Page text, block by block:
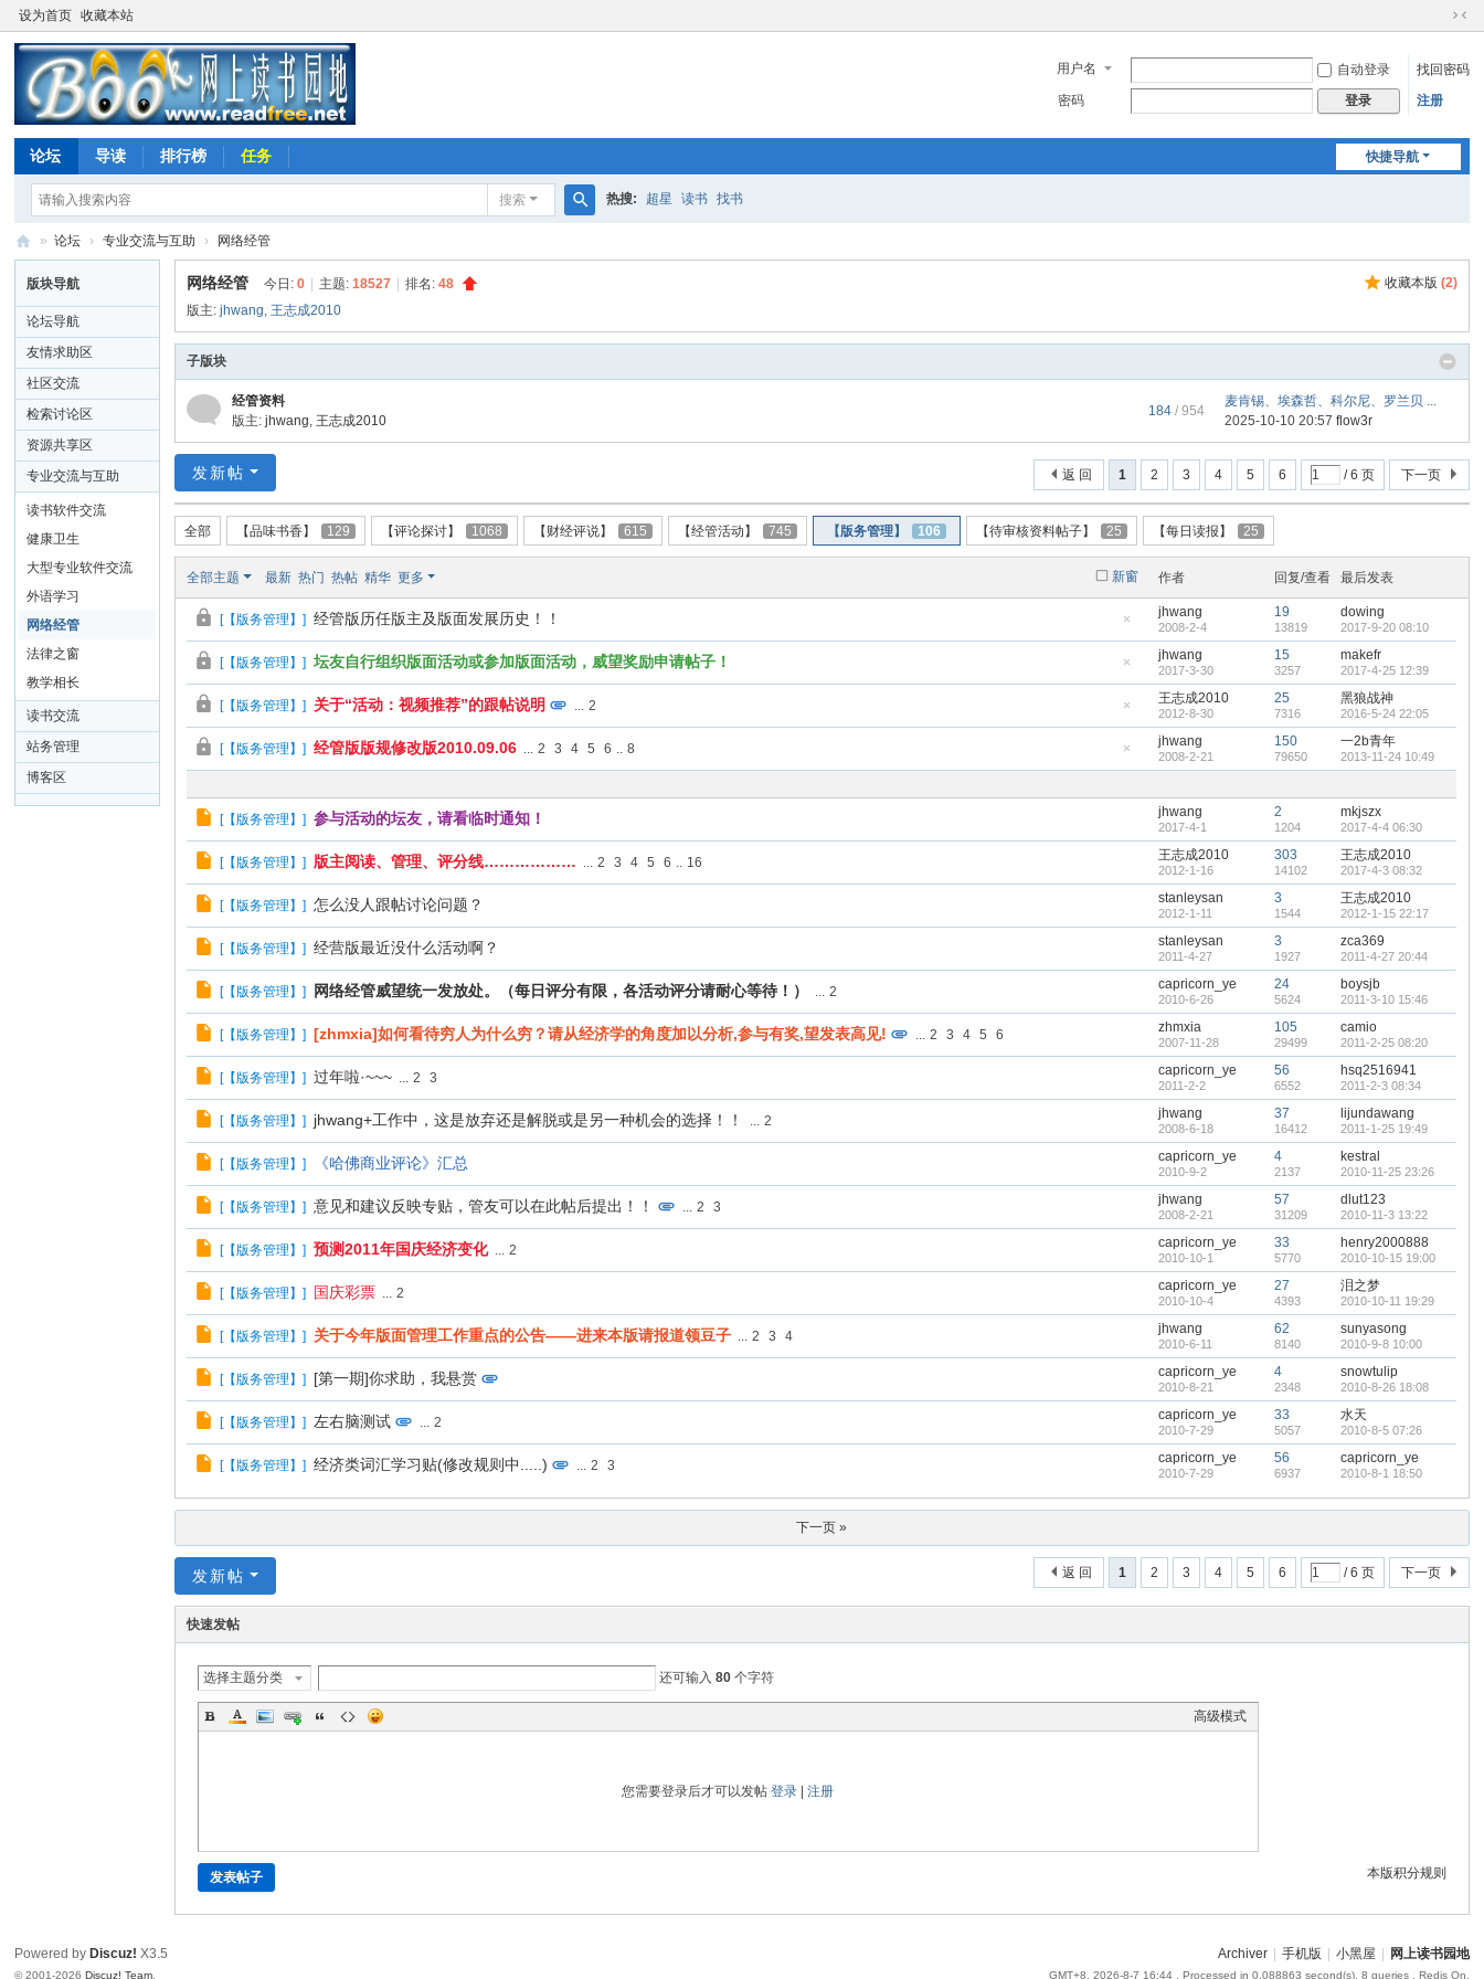
设为首页 收藏本站
切
到
用户名 自动登录
找回密码
密码
登录 注册
快捷导航
论坛 导读 排行榜 任务
搜索
索
热搜: 超星 读书 找书
上
读
书
园
地
» 论坛 › 专业交流与互助 › 网络经管
版块导航
论坛导航
友情求助区
社区交流
检索讨论区
资源共享区
专业交流与互助
读书软件交流
健康卫生
大型专业软件交流
外语学习
网络经管
法律之窗
教学相长
读书交流
站务管理
博客区
收藏本版 (2)
网络经管 今日:0 主题:18527 排名:48
版主:jhwang, 王志成2010
子版块
经管资料
版主:jhwang, 王志成2010
184 / 954
麦肯锡、埃森哲、科尔尼、罗兰贝 ...
2025-10-10 20:57flow3r
1 2 3 4 5 6 / 6 页 下一页
返 回
发新帖
全部 【品味书香】 129 【评论探讨】 1068 【财经评说】 615 【经管活动】 745 【版务管理】 106 【待审核资料帖子】 25 【每日读报】 25
新窗
全部主题 最新 热门 热帖 精华 更多 作者 回复/查看 最后发表
藏
置
帖
[【版务管理】] 经管版历任版主及版面发展历史！！ jhwang
2008-2-4
19
13819
dowing
2017-9-20 08:10
藏
置
帖
[【版务管理】] 坛友自行组织版面活动或参加版面活动，威望奖励申请帖子！ jhwang
2017-3-30
15
3257
makefr
2017-4-25 12:39
藏
置
帖
[【版务管理】] 关于“活动：视频推荐”的跟帖说明 ... 2 王志成2010
2012-8-30
25
7316
黑狼战神
2016-5-24 22:05
藏
顶
[【版务管理】] 经管版版规修改版2010.09.06 ... 2 3 4 5 6 .. 8 jhwang
2008-2-21
150
79650
一2b青年
2013-11-24 10:49
[【版务管理】] 参与活动的坛友，请看临时通知！ jhwang
2017-4-1
2
1204
mkjszx
2017-4-4 06:30
[【版务管理】] 版主阅读、管理、评分线……………… ... 2 3 4 5 6 .. 16 王志成2010
2012-1-16
303
14102
王志成2010
2017-4-3 08:32
[【版务管理】] 怎么没人跟帖讨论问题？ stanleysan
2012-1-11
3
1544
王志成2010
2012-1-15 22:17
[【版务管理】] 经营版最近没什么活动啊？ stanleysan
2011-4-27
3
1927
zca369
2011-4-27 20:44
[【版务管理】] 网络经管威望统一发放处。（每日评分有限，各活动评分请耐心等待！） ... 2 capricorn_ye
2010-6-26
24
5624
boysjb
2011-3-10 15:46
[【版务管理】] [zhmxia]如何看待穷人为什么穷？请从经济学的角度加以分析,参与有奖,望发表高见! ... 2 3 4 5 6 zhmxia
2007-11-28
105
29499
camio
2011-2-25 08:20
[【版务管理】] 过年啦·~~~ ... 2 3 capricorn_ye
2011-2-2
56
6552
hsq2516941
2011-2-3 08:34
[【版务管理】] jhwang+工作中，这是放弃还是解脱或是另一种机会的选择！！ ... 2 jhwang
2008-6-18
37
16412
lijundawang
2011-1-25 19:49
[【版务管理】] 《哈佛商业评论》汇总 capricorn_ye
2010-9-2
4
2137
kestral
2010-11-25 23:26
[【版务管理】] 意见和建议反映专贴，管友可以在此帖后提出！！ ... 2 3 jhwang
2008-2-21
57
31209
dlut123
2010-11-3 13:22
[【版务管理】] 预测2011年国庆经济变化 ... 2 capricorn_ye
2010-10-1
33
5770
henry2000888
2010-10-15 19:00
[【版务管理】] 国庆彩票 ... 2 capricorn_ye
2010-10-4
27
4393
泪之梦
2010-10-11 19:29
[【版务管理】] 关于今年版面管理工作重点的公告——进来本版请报道领豆子 ... 2 3 4 jhwang
2010-6-11
62
8140
sunyasong
2010-9-8 10:00
[【版务管理】] [第一期]你求助，我悬赏 capricorn_ye
2010-8-21
4
2348
snowtulip
2010-8-26 18:08
[【版务管理】] 左右脑测试 ... 2 capricorn_ye
2010-7-29
33
5057
水天
2010-8-5 07:26
[【版务管理】] 经济类词汇学习贴(修改规则中.....) ... 2 3 capricorn_ye
2010-7-29
56
6937
capricorn_ye
2010-8-1 18:50
下一页 »
1 2 3 4 5 6 / 6 页 下一页
返 回
发新帖
快速发帖
选择主题分类 还可输入80 个字符
高级模式
您需要登录后才可以发帖登录 |注册
本版积分规则
发表帖子
Archiver 手机版 小黑屋 网上读书园地
GMT+8, 2026-8-7 16:44, Processed in 0.088863 second(s), 8 queries , Redis On.
Powered by Discuz! X3.5
© 2001-2026Discuz! Team